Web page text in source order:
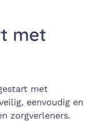
met
met
eenvoudig en
zorgverleners.